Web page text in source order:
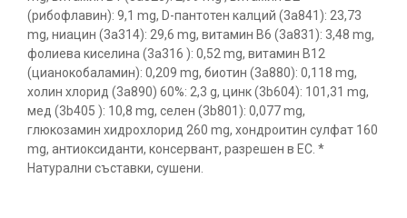
(рибофлавин): 9,1 mg, D-пантотен калций (3a841): 23,73
mg, ниацин (3a314): 29,6 mg, витамин B6 (3а831): 3,48 mg,
фолиева киселина (3а316 ): 0,52 mg, витамин B12
(цианокобаламин): 0,209 mg, биотин (3а880): 0,118 mg,
холин хлорид (3а890) 60%: 2,3 g, цинк (3b604): 101,31 mg,
мед (3b405 ): 10,8 mg, селен (3b801): 0,077 mg,
глюкозамин хидрохлорид 260 mg, хондроитин сулфат 160
mg, антиоксиданти, консервант, разрешен в ЕС. *
Натурални съставки, сушени.